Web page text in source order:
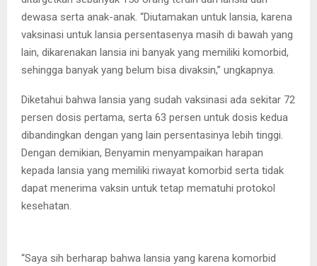
dewasa serta anak-anak. “Diutamakan untuk lansia, karena
vaksinasi untuk lansia persentasenya masih di bawah yang
lain, dikarenakan lansia ini banyak yang memiliki komorbid,
sehingga banyak yang belum bisa divaksin,” ungkapnya.
Diketahui bahwa lansia yang sudah vaksinasi ada sekitar 72
persen dosis pertama, serta 63 persen untuk dosis kedua
dibandingkan dengan yang lain persentasinya lebih tinggi.
Dengan demikian, Benyamin menyampaikan harapan
kepada lansia yang memiliki riwayat komorbid serta tidak
dapat menerima vaksin untuk tetap mematuhi protokol
kesehatan.
“Saya sih berharap bahwa lansia yang karena komorbid